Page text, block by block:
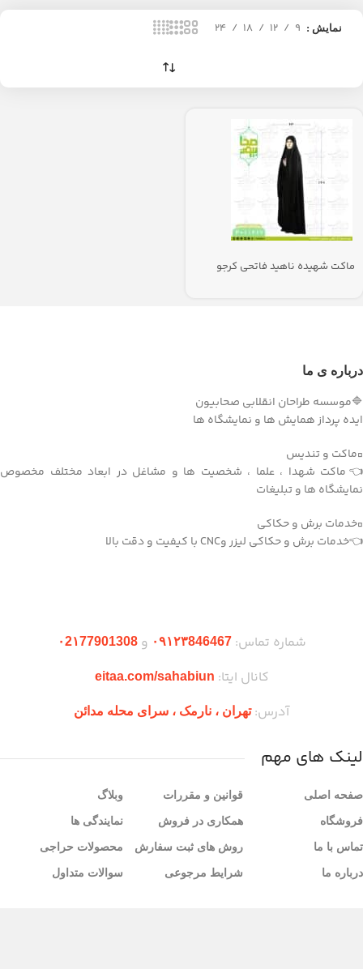
نمایش 9
12
18
24
ماکت شهیده ناهید فاتحی کرجو
درباره ی ما
🔷موسسه طراحان انقلابی صحابیون
ایده پرداز همایش ها و نمایشگاه ها
▫️ماکت و تندیس
👈ماکت شهدا ، علما ، شخصیت ها و مشاغل در ابعاد مختلف مخصوص
نمایشگاه ها و تبلیغات
▫️خدمات برش و حکاکی
👈خدمات برش و حکاکی لیزر وCNC با کیفیت و دقت بالا
شماره تماس:۰۹۱۲۳846467 و۰2۱77901308
کانال ایتا: eitaa.com/sahabiun
آدرس:تهران ،‌ نارمک ، سرای محله مدائن
لینک های مهم
صفحه اصلی
فروشگاه
تماس با ما
درباره ما
قوانین و مقررات
همکاری در فروش
روش های ثبت سفارش
شرایط مرجوعی
وبلاگ
نمایندگی ها
محصولات حراجی
سوالات متداول